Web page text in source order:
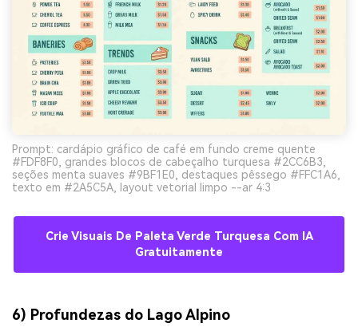
Prompt: cardápio gráfico de café em fundo creme quente
#FDF8F0, grandes blocos de cabeçalho turquesa #2CC6B3,
seções menta suaves #9BF1E0, destaques pêssego #FFC1A6,
texto em #2A5C5A, layout vetorial limpo --ar 4:3
Crie Visuais De Paleta Verde Turquesa Com IA
Gratuitamente
6) Profundezas do Lago Alpino